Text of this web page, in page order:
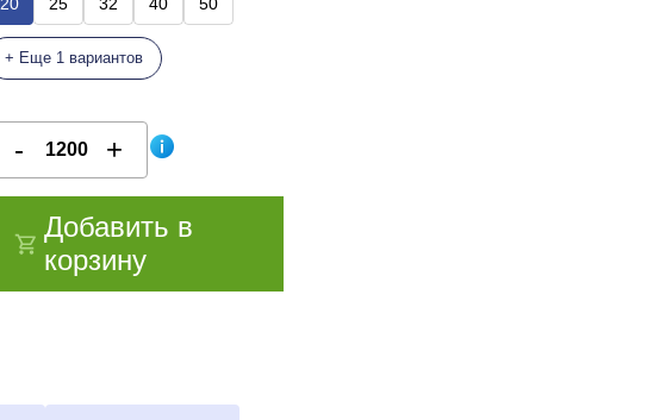
+ Еще 1 вариантов
Добавить в
корзину